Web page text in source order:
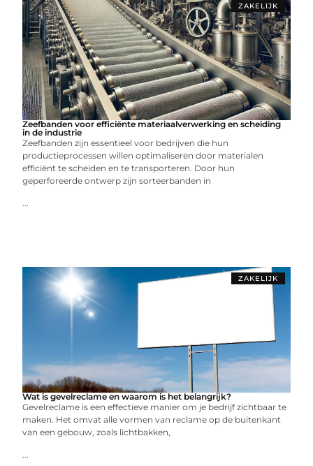
ZAKELIJK
Zeefbanden voor efficiënte materiaalverwerking en scheiding
in de industrie
Zeefbanden zijn essentieel voor bedrijven die hun
productieprocessen willen optimaliseren door materialen
efficiënt te scheiden en te transporteren. Door hun
geperforeerde ontwerp zijn sorteerbanden in
...
ZAKELIJK
Wat is gevelreclame en waarom is het belangrijk?
Gevelreclame is een effectieve manier om je bedrijf zichtbaar te
maken. Het omvat alle vormen van reclame op de buitenkant
van een gebouw, zoals lichtbakken,
...